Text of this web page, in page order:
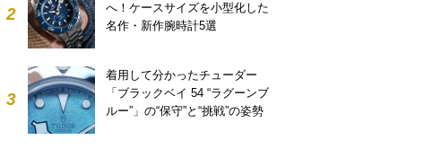
2
へ！ケースサイズを小型化した
名作・新作腕時計5選
3
着用して分かったチューダー
「ブラックベイ 54 “ラグーンブ
ルー”」の“保守”と“挑戦”の姿勢